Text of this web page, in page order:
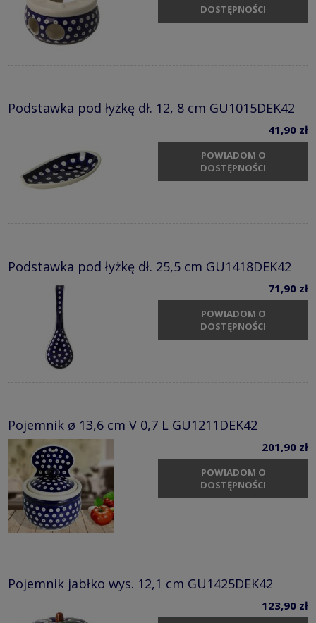
DOSTĘPNOŚCI
Podstawka pod łyżkę dł. 12, 8 cm GU1015DEK42
41,90 zł
POWIADOM O
DOSTĘPNOŚCI
Podstawka pod łyżkę dł. 25,5 cm GU1418DEK42
71,90 zł
POWIADOM O
DOSTĘPNOŚCI
Pojemnik ø 13,6 cm V 0,7 L GU1211DEK42
201,90 zł
POWIADOM O
DOSTĘPNOŚCI
Pojemnik jabłko wys. 12,1 cm GU1425DEK42
123,90 zł